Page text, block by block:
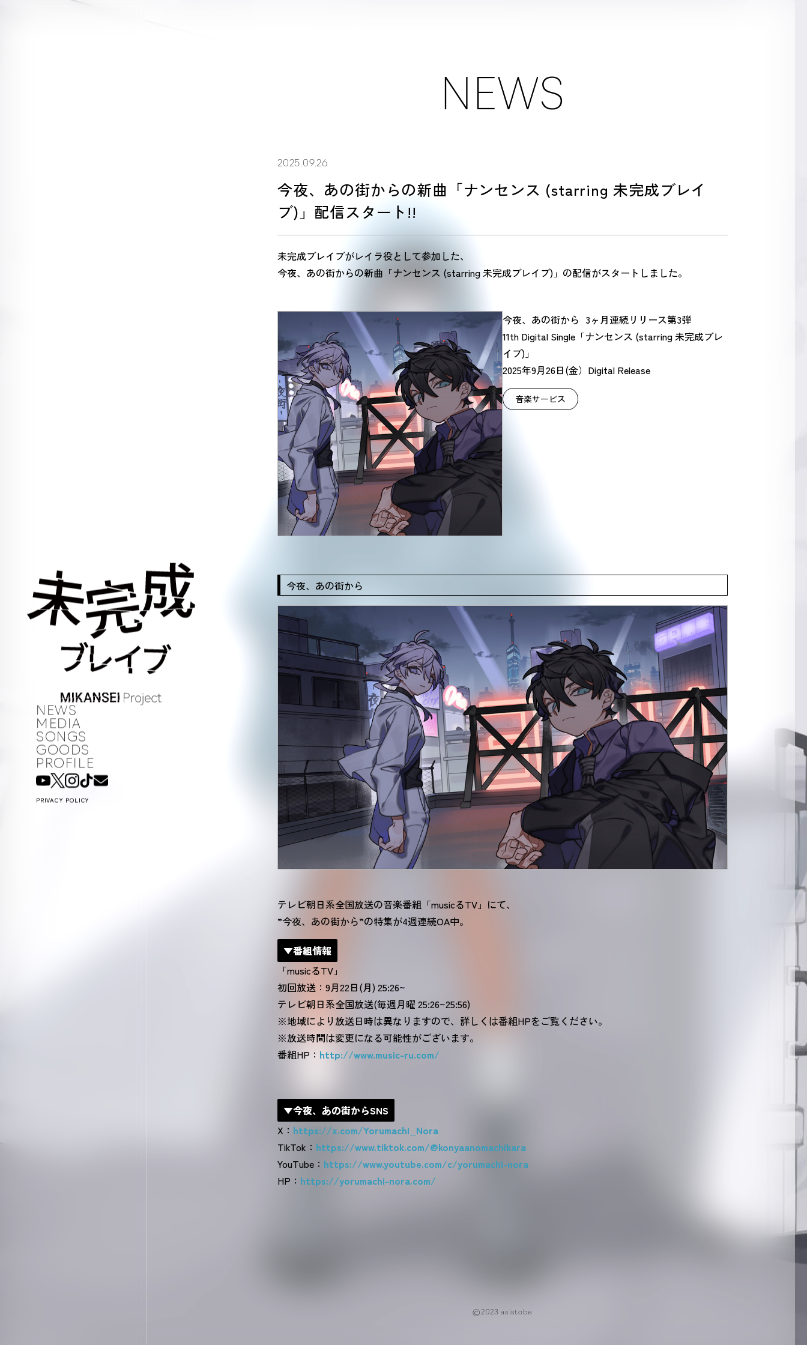
NEWS
MEDIA
SONGS
GOODS
PROFILE
PRIVACY POLICY
NEWS
2025.09.26
今夜、あの街からの新曲「ナンセンス (starring 未完成ブレイ
ブ)」配信スタート!!
未完成ブレイブがレイラ役として参加した、
今夜、あの街からの新曲「ナンセンス (starring 未完成ブレイブ)」の配信がスタートしました。
今夜、あの街から 3ヶ月連続リリース第3弾
11th Digital Single「ナンセンス (starring 未完成ブレ
イブ)」
2025年9月26日(金）Digital Release
音楽サービス
今夜、あの街から
テレビ朝日系全国放送の音楽番組「musicるTV」にて、
”今夜、あの街から”の特集が4週連続OA中。
▼番組情報
「musicるTV」
初回放送：9月22日(月) 25:26~
テレビ朝日系全国放送(毎週月曜 25:26~25:56)
※地域により放送日時は異なりますので、詳しくは番組HPをご覧ください。
※放送時間は変更になる可能性がございます。
番組HP： http://www.music-ru.com/
▼今夜、あの街からSNS
X： https://x.com/Yorumachi_Nora
TikTok： https://www.tiktok.com/@konyaanomachikara
YouTube： https://www.youtube.com/c/yorumachi-nora
HP： https://yorumachi-nora.com/
©2023 asistobe